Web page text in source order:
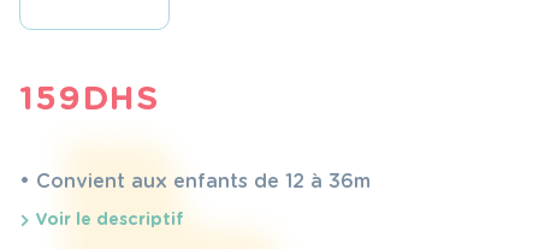
159DHS
• Convient aux enfants de 12 à 36m
Voir le descriptif